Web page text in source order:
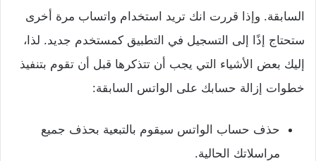
السابقة. وإذا قررت انك تريد استخدام واتساب مرة أخرى
ستحتاج إذًا إلى التسجيل في التطبيق كمستخدم جديد. لذا،
إليك بعض الأشياء التي يجب أن تتذكرها قبل أن تقوم بتنفيذ
خطوات إزالة حسابك على الواتس السابقة:
حذف حساب الواتس سيقوم بالتبعية بحذف جميع
مراسلاتك الحالية.